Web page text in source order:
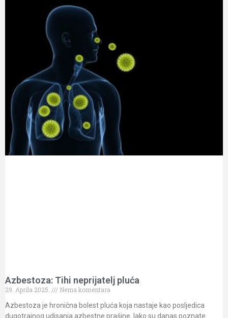
Azbestoza: Tihi neprijatelj pluća
29. Aprila 2025.
Nema komentara
Azbestoza je hronična bolest pluća koja nastaje kao posljedica
dugotrajnog udisanja azbestne prašine. Iako su danas poznate